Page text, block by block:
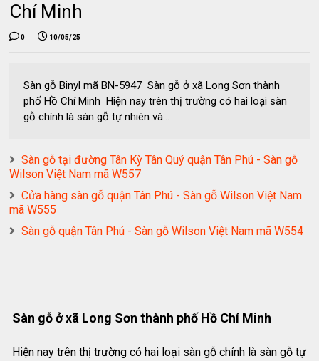
Chí Minh
0 10/05/25
Sàn gỗ Binyl mã BN-5947 Sàn gỗ ở xã Long Sơn thành
phố Hồ Chí Minh Hiện nay trên thị trường có hai loại sàn
gỗ chính là sàn gỗ tự nhiên và...
Sàn gỗ tại đường Tân Kỳ Tân Quý quận Tân Phú - Sàn gỗ
Wilson Việt Nam mã W557
Cửa hàng sàn gỗ quận Tân Phú - Sàn gỗ Wilson Việt Nam
mã W555
Sàn gỗ quận Tân Phú - Sàn gỗ Wilson Việt Nam mã W554
Sàn gỗ ở xã Long Sơn thành phố Hồ Chí Minh
Hiện nay trên thị trường có hai loại sàn gỗ chính là sàn gỗ tự